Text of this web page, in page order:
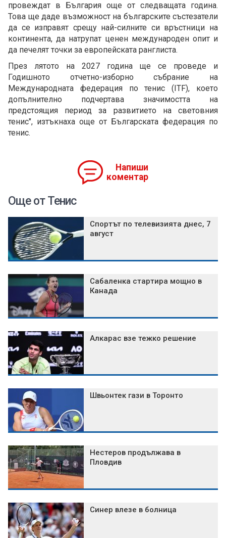
провеждат в България още от следващата година.
Това ще даде възможност на българските състезатели
да се изправят срещу най-силните си връстници на
континента, да натрупат ценен международен опит и
да печелят точки за европейската ранглиста.
През лятото на 2027 година ще се проведе и
Годишното отчетно-изборно събрание на
Международната федерация по тенис (ITF), което
допълнително подчертава значимостта на
предстоящия период за развитието на световния
тенис", изтъкнаха още от Българската федерация по
тенис.
Напиши
коментар
Още от Тенис
Спортът по телевизията днес, 7
август
Сабаленка стартира мощно в
Канада
Алкарас взе тежко решение
Швьонтек гази в Торонто
Нестеров продължава в
Пловдив
Синер влезе в болница